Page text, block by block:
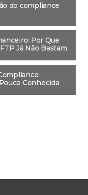
do compliance
Por Que
Já Não Bastam
Conhecida